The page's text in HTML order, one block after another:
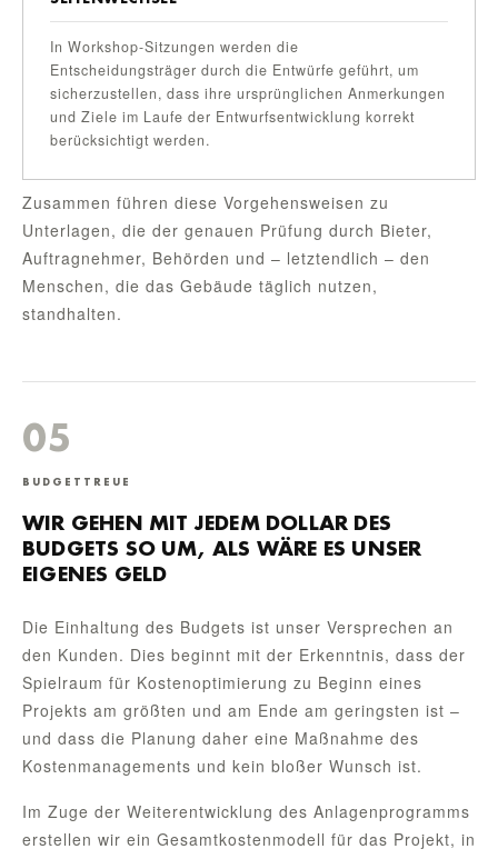
In Workshop-Sitzungen werden die
Entscheidungsträger durch die Entwürfe geführt, um
sicherzustellen, dass ihre ursprünglichen Anmerkungen
und Ziele im Laufe der Entwurfsentwicklung korrekt
berücksichtigt werden.
Zusammen führen diese Vorgehensweisen zu
Unterlagen, die der genauen Prüfung durch Bieter,
Auftragnehmer, Behörden und – letztendlich – den
Menschen, die das Gebäude täglich nutzen,
standhalten.
05
BUDGETTREUE
WIR GEHEN MIT JEDEM DOLLAR DES
BUDGETS SO UM, ALS WÄRE ES UNSER
EIGENES GELD
Die Einhaltung des Budgets ist unser Versprechen an
den Kunden. Dies beginnt mit der Erkenntnis, dass der
Spielraum für Kostenoptimierung zu Beginn eines
Projekts am größten und am Ende am geringsten ist –
und dass die Planung daher eine Maßnahme des
Kostenmanagements und kein bloßer Wunsch ist.
Im Zuge der Weiterentwicklung des Anlagenprogramms
erstellen wir ein Gesamtkostenmodell für das Projekt, in